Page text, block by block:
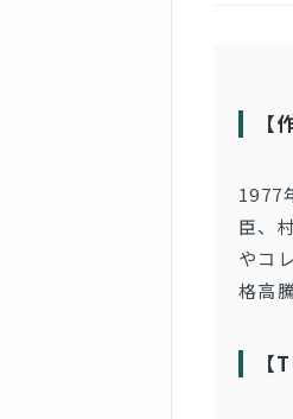
【
1977
臣、
やコ
格高